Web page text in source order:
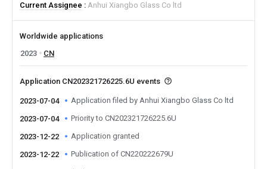
Current Assignee
Anhui Xiangbo Glass Co ltd
Worldwide applications
2023
CN
Application CN202321726225.6U events
2023-07-04 Application filed by Anhui Xiangbo Glass Co ltd
2023-07-04 Priority to CN202321726225.6U
2023-12-22 Application granted
2023-12-22 Publication of CN220222679U